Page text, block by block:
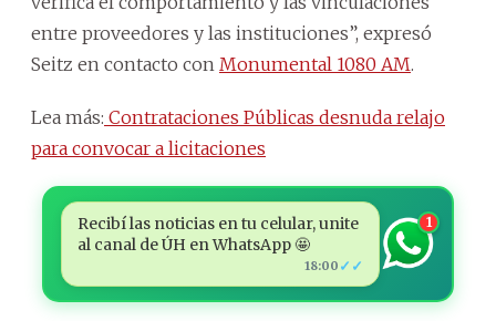
entre proveedores y las instituciones”, expresó
Seitz en contacto con Monumental 1080 AM.
Lea más: Contrataciones Públicas desnuda relajo
para convocar a licitaciones
Recibí las noticias en tu celular, unite
al canal de ÚH en WhatsApp 🤩
18:00 ✓✓
1